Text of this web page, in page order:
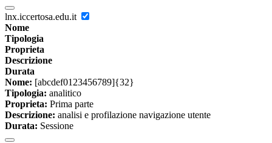
lnx.iccertosa.edu.it
Nome
Tipologia
Proprieta
Descrizione
Durata
Nome: [abcdef0123456789]{32}
Tipologia: analitico
Proprieta: Prima parte
Descrizione: analisi e profilazione navigazione utente
Durata: Sessione